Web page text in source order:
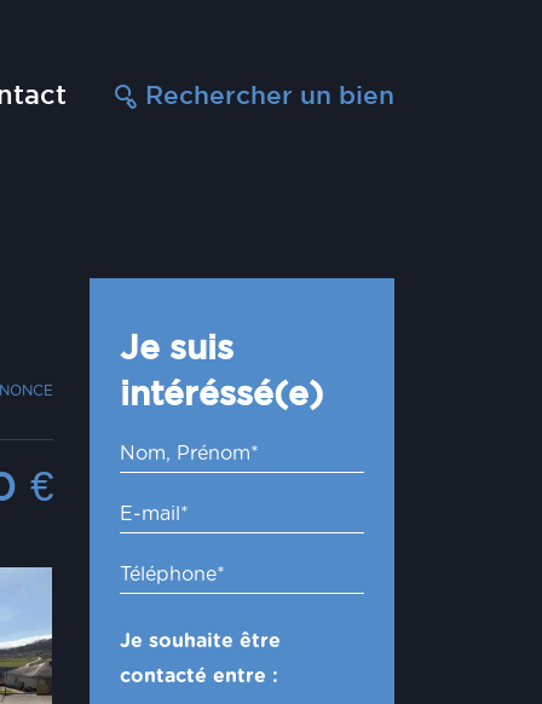
Rechercher un bien
€
Je suis
intéréssé(e)
Je souhaite être
contacté entre :